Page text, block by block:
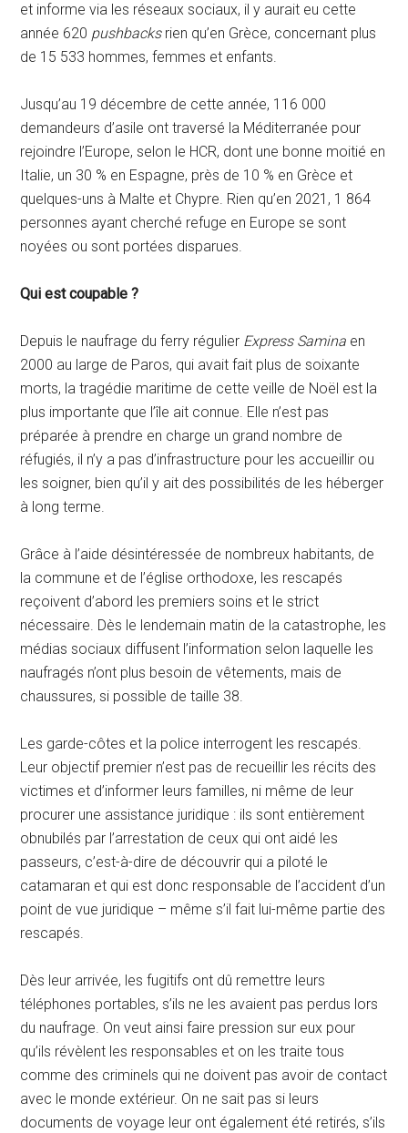
et informe via les réseaux sociaux, il y aurait eu cette
année 620 pushbacksrien qu’en Grèce, concernant plus
de 15 533 hommes, femmes et enfants.
Jusqu’au 19 décembre de cette année, 116 000
demandeurs d’asile ont traversé la Méditerranée pour
rejoindre l’Europe, selon le HCR, dont une bonne moitié en
Italie, un 30 % en Espagne, près de 10 % en Grèce et
quelques-uns à Malte et Chypre. Rien qu’en 2021, 1 864
personnes ayant cherché refuge en Europe se sont
noyées ou sont portées disparues.
Qui est coupable ?
Depuis le naufrage du ferry régulier Express Samina en
2000 au large de Paros, qui avait fait plus de soixante
morts, la tragédie maritime de cette veille de Noël est la
plus importante que l’île ait connue. Elle n’est pas
préparée à prendre en charge un grand nombre de
réfugiés, il n’y a pas d’infrastructure pour les accueillir ou
les soigner, bien qu’il y ait des possibilités de les héberger
à long terme.
Grâce à l’aide désintéressée de nombreux habitants, de
la commune et de l’église orthodoxe, les rescapés
reçoivent d’abord les premiers soins et le strict
nécessaire. Dès le lendemain matin de la catastrophe, les
médias sociaux diffusent l’information selon laquelle les
naufragés n’ont plus besoin de vêtements, mais de
chaussures, si possible de taille 38.
Les garde-côtes et la police interrogent les rescapés.
Leur objectif premier n’est pas de recueillir les récits des
victimes et d’informer leurs familles, ni même de leur
procurer une assistance juridique : ils sont entièrement
obnubilés par l’arrestation de ceux qui ont aidé les
passeurs, c’est-à-dire de découvrir qui a piloté le
catamaran et qui est donc responsable de l’accident d’un
point de vue juridique – même s’il fait lui-même partie des
rescapés.
Dès leur arrivée, les fugitifs ont dû remettre leurs
téléphones portables, s’ils ne les avaient pas perdus lors
du naufrage. On veut ainsi faire pression sur eux pour
qu’ils révèlent les responsables et on les traite tous
comme des criminels qui ne doivent pas avoir de contact
avec le monde extérieur. On ne sait pas si leurs
documents de voyage leur ont également été retirés, s’ils